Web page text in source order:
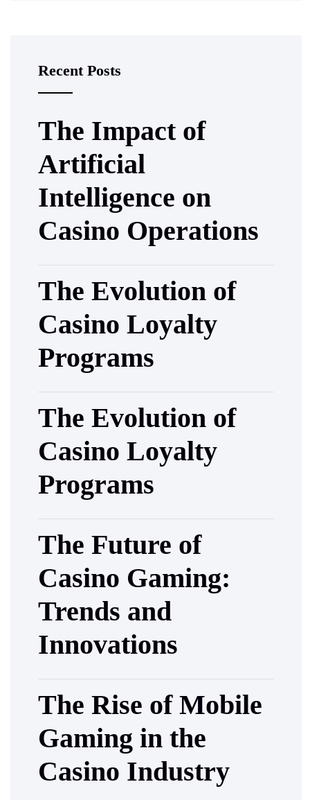
Recent Posts
The Impact of
Artificial
Intelligence on
Casino Operations
The Evolution of
Casino Loyalty
Programs
The Evolution of
Casino Loyalty
Programs
The Future of
Casino Gaming:
Trends and
Innovations
The Rise of Mobile
Gaming in the
Casino Industry